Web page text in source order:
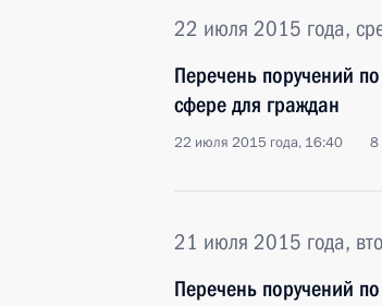
22 июля 2015 года,
Перечень поручений
сфере для граждан
22 июля 2015 года, 16:40 8
21 июля 2015 года,
Перечень поручений